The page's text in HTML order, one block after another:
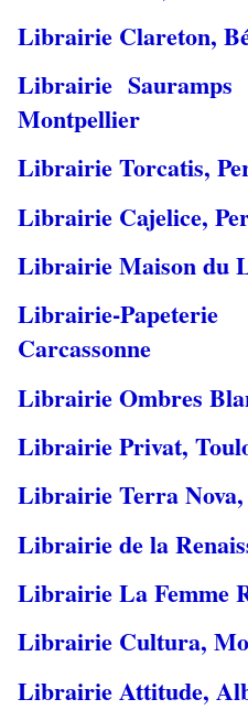
Librairie Clareton,
Librairie Sauramps
Montpellier
Librairie Torcatis,
Librairie Cajelice,
Librairie Maison du
Librairie-
Carcassonne
Librairie Ombres
Librairie Privat,
Librairie Terra Nova,
Librairie de la
Librairie La Femme
Librairie Cultura,
Librairie Attitude,